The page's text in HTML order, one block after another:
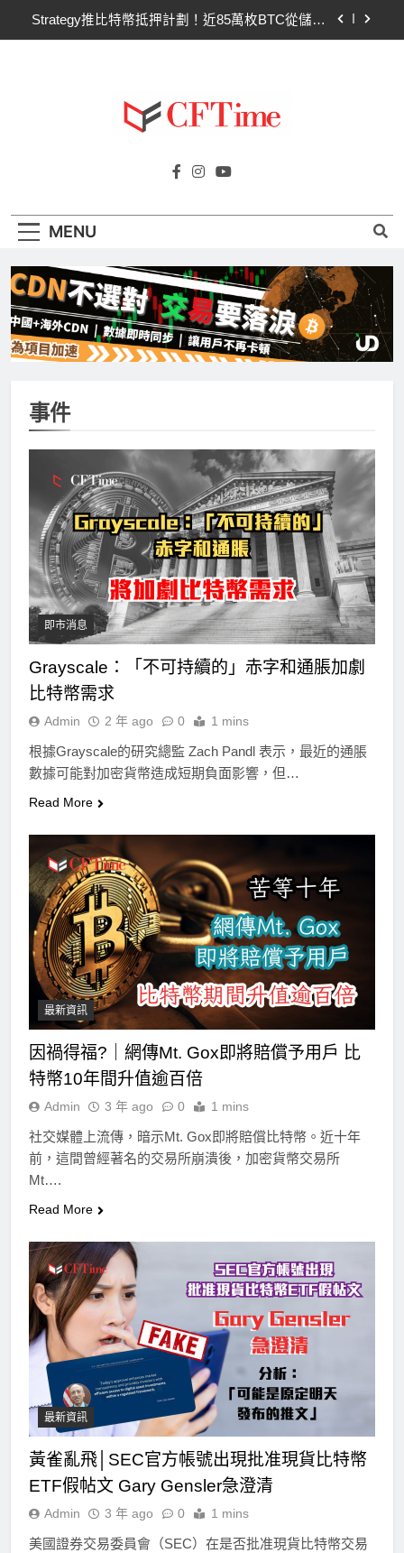
Strategy推比特幣抵押計劃！近85萬枚BTC從儲備
Tom Lee預警量子威脅2028年逼近！Adam Back
嗆：比特幣根本不用加密
Strategy推比特幣抵押計劃！近85萬枚BTC從儲備
CLARITY法案9月15日程序性投票！60票門檻仍為
Cftime.io
AI（ChatGPT）、區塊鏈、NFT、加密貨
MENU
事件
即市消息
Grayscale：「不可持續的」赤字和通脹加劇
比特幣需求
Admin 2 年 ago 0 1 mins
根據Grayscale的研究總監 Zach Pandl 表示，最近的通脹
數據可能對加密貨幣造成短期負面影響，但…
Read More
最新資訊
因禍得福?｜網傳Mt. Gox即將賠償予用戶 比
特幣10年間升值逾百倍
Admin 3 年 ago 0 1 mins
社交媒體上流傳，暗示Mt. Gox即將賠償比特幣。近十年
前，這間曾經著名的交易所崩潰後，加密貨幣交易所
Mt….
Read More
最新資訊
黃雀亂飛│SEC官方帳號出現批准現貨比特幣
ETF假帖文 Gary Gensler急澄清
Admin 3 年 ago 0 1 mins
美國證券交易委員會（SEC）在是否批准現貨比特幣交易